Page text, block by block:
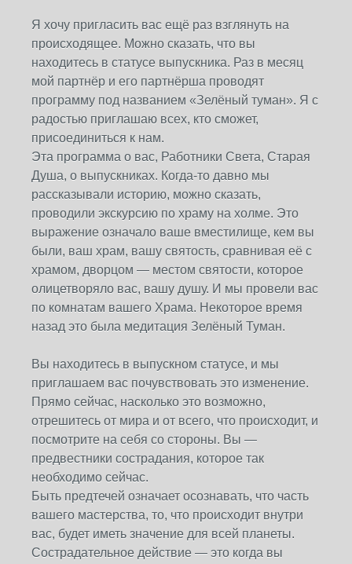
Я хочу пригласить вас ещё раз взглянуть на
происходящее. Можно сказать, что вы
находитесь в статусе выпускника. Раз в месяц
мой партнёр и его партнёрша проводят
программу под названием «Зелёный туман». Я с
радостью приглашаю всех, кто сможет,
присоединиться к нам.
Эта программа о вас, Работники Света, Старая
Душа, о выпускниках. Когда-то давно мы
рассказывали историю, можно сказать,
проводили экскурсию по храму на холме. Это
выражение означало ваше вместилище, кем вы
были, ваш храм, вашу святость, сравнивая её с
храмом, дворцом — местом святости, которое
олицетворяло вас, вашу душу. И мы провели вас
по комнатам вашего Храма. Некоторое время
назад это была медитация Зелёный Туман.
Вы находитесь в выпускном статусе, и мы
приглашаем вас почувствовать это изменение.
Прямо сейчас, насколько это возможно,
отрешитесь от мира и от всего, что происходит, и
посмотрите на себя со стороны. Вы —
предвестники сострадания, которое так
необходимо сейчас.
Быть предтечей означает осознавать, что часть
вашего мастерства, то, что происходит внутри
вас, будет иметь значение для всей планеты.
Сострадательное действие — это когда вы